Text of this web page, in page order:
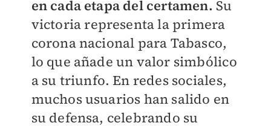
en cada etapa del certamen. Su
victoria representa la primera
corona nacional para Tabasco,
lo que añade un valor simbólico
a su triunfo. En redes sociales,
muchos usuarios han salido en
su defensa, celebrando su